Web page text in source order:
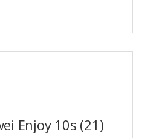
Enjoy 10s (21)